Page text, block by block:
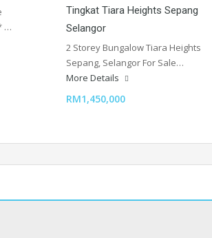
…
Tingkat Tiara Heights Sepang
Selangor
2 Storey Bungalow Tiara Heights
Sepang, Selangor For Sale…
More Details
RM1,450,000